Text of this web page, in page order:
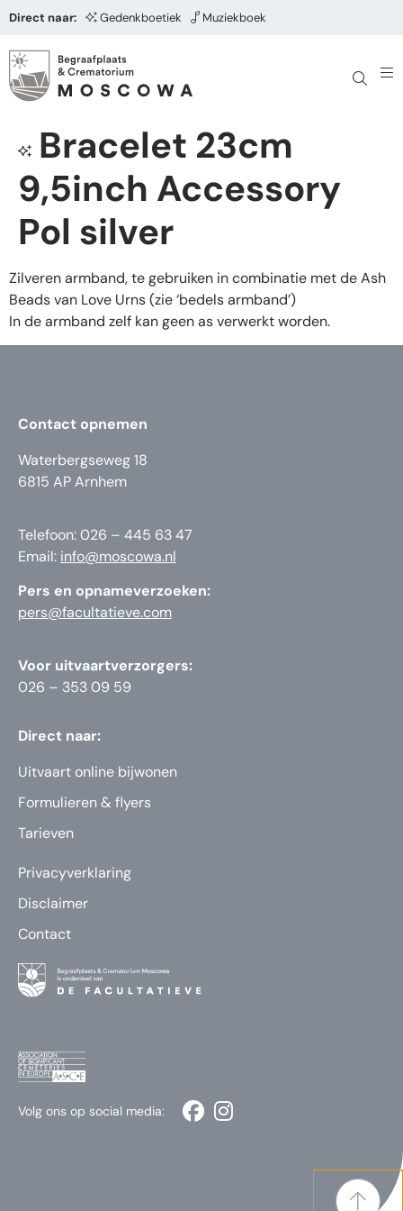
Direct naar: Gedenkboetiek Muziekboek
Bracelet 23cm
9,5inch Accessory
Pol silver
Zilveren armband, te gebruiken in combinatie met de Ash
Beads van Love Urns (zie ‘bedels armband’)
In de armband zelf kan geen as verwerkt worden.
Contact opnemen
Waterbergseweg 18
6815 AP Arnhem
Telefoon: 026 – 445 63 47
Email: info@moscowa.nl
Pers en opnameverzoeken:
pers@facultatieve.com
Voor uitvaartverzorgers:
026 – 353 09 59
Direct naar:
Uitvaart online bijwonen
Formulieren & flyers
Tarieven
Privacyverklaring
Disclaimer
Contact
Volg ons op social media: